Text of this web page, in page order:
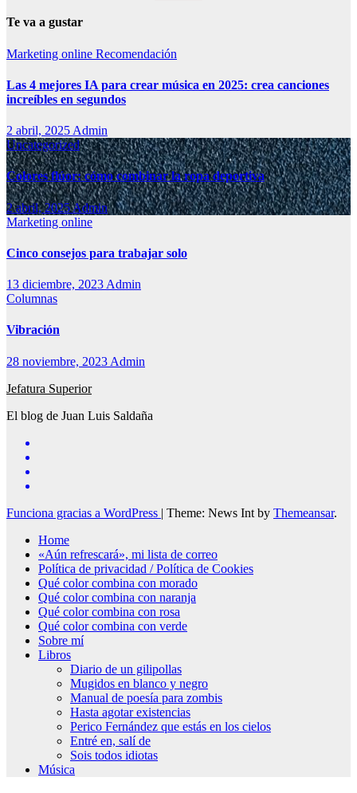
Te va a gustar
Marketing online Recomendación
Las 4 mejores IA para crear música en 2025: crea canciones
increíbles en segundos
2 abril, 2025 Admin
Uncategorized
Colores flúor: cómo combinar la ropa deportiva
2 abril, 2025Admin
Marketing online
Cinco consejos para trabajar solo
13 diciembre, 2023 Admin
Columnas
Vibración
28 noviembre, 2023 Admin
Jefatura Superior
El blog de Juan Luis Saldaña
Funciona gracias a WordPress | Theme: News Int by Themeansar.
Home
«Aún refrescará», mi lista de correo
Política de privacidad / Política de Cookies
Qué color combina con morado
Qué color combina con naranja
Qué color combina con rosa
Qué color combina con verde
Sobre mí
Libros
Diario de un gilipollas
Mugidos en blanco y negro
Manual de poesía para zombis
Hasta agotar existencias
Perico Fernández que estás en los cielos
Entré en, salí de
Sois todos idiotas
Música